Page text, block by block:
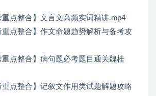
重点整合】文言文高频实词精讲.mp4
重点整合】作文命题趋势解析与备考攻
重点整合】病句题必考题目通关魏桂
重点整合】记叙文作用类试题解题攻略